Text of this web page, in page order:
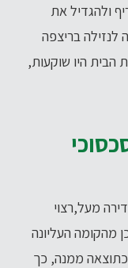
ולהגדיל את
לנזילה בריצפה
הבית היו שוקעות,
מעל,רצוי
מהקומה העליונה
כתוצאה ממנה, כך